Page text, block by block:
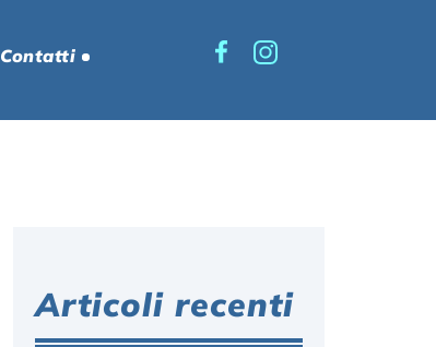
Contatti
Articoli recenti